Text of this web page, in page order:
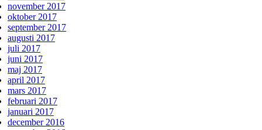
november 2017
oktober 2017
september 2017
augusti 2017
juli 2017
juni 2017
maj 2017
april 2017
mars 2017
februari 2017
januari 2017
december 2016